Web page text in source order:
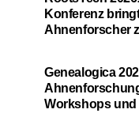
Konferenz
Ahnenforscher
Genealogica
Workshops